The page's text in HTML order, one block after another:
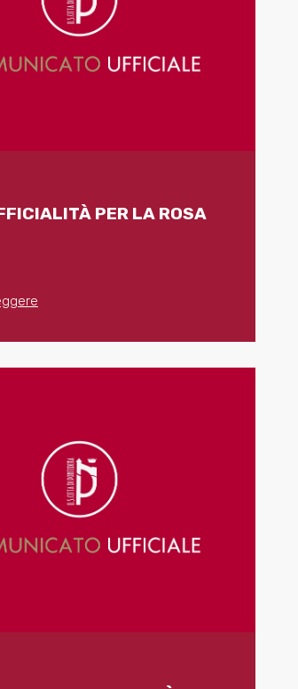
PER LA ROSA